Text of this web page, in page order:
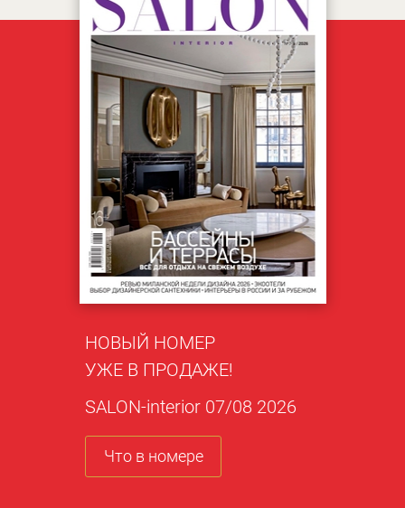
НОВЫЙ НОМЕР
УЖЕ В ПРОДАЖЕ!
SALON-interior 07/08 2026
Что в номере